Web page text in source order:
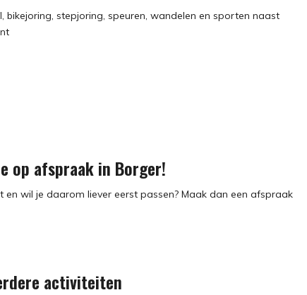
bikejoring, stepjoring, speuren, wandelen en sporten naast
op afspraak in Borger!
wil je daarom liever eerst passen? Maak dan een afspraak
activiteiten